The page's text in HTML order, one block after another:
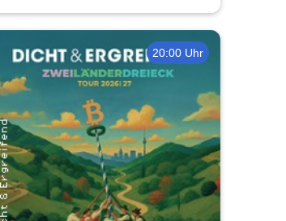
20:00 Uhr